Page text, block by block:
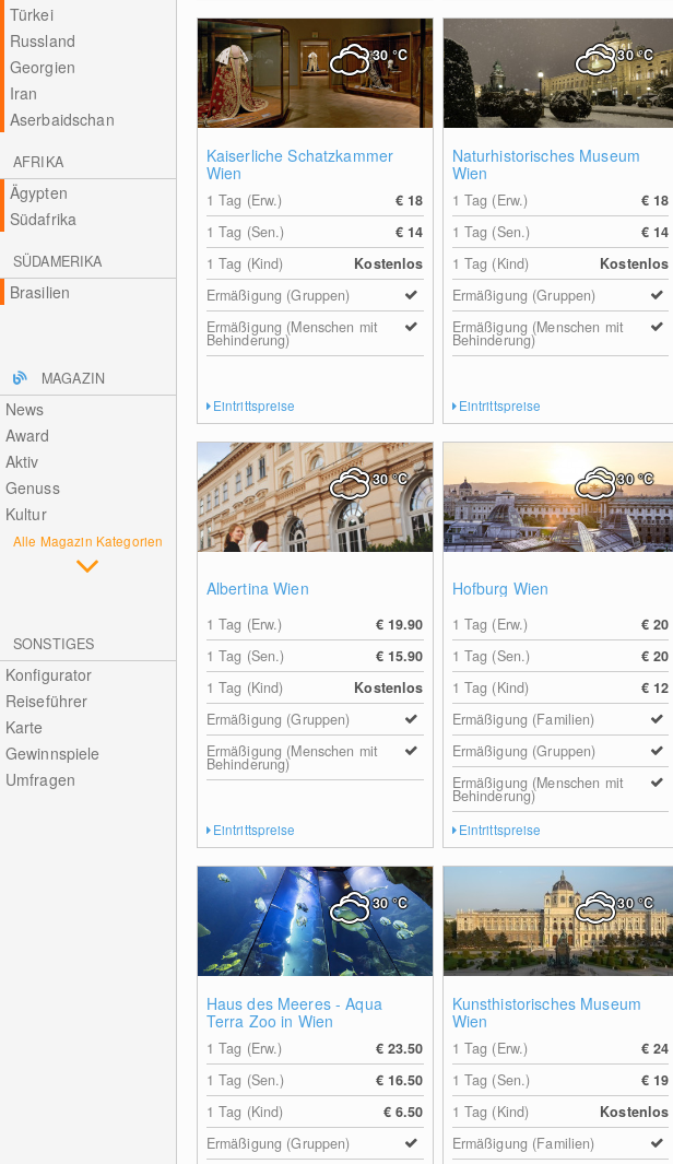
Türkei
Russland
Georgien
Iran
Aserbaidschan
AFRIKA
Ägypten
Südafrika
SÜDAMERIKA
Brasilien
MAGAZIN
News
Award
Aktiv
Genuss
Kultur
Alle Magazin Kategorien
SONSTIGES
Konfigurator
Reiseführer
Karte
Gewinnspiele
Umfragen
Kaiserliche Schatzkammer
Wien
30°C
1 Tag (Erw.)
€ 18
1 Tag (Sen.)
€ 14
1 Tag (Kind)
Kostenlos
Ermäßigung (Gruppen)
Ermäßigung (Menschen mit
Behinderung)
Eintrittspreise
Naturhistorisches Museum
Wien
30°C
1 Tag (Erw.)
€ 18
1 Tag (Sen.)
€ 14
1 Tag (Kind)
Kostenlos
Ermäßigung (Gruppen)
Ermäßigung (Menschen mit
Behinderung)
Eintrittspreise
Albertina Wien
30°C
1 Tag (Erw.)
€ 19.90
1 Tag (Sen.)
€ 15.90
1 Tag (Kind)
Kostenlos
Ermäßigung (Gruppen)
Ermäßigung (Menschen mit
Behinderung)
Eintrittspreise
Hofburg Wien
30°C
1 Tag (Erw.)
€ 20
1 Tag (Sen.)
€ 20
1 Tag (Kind)
€ 12
Ermäßigung (Familien)
Ermäßigung (Gruppen)
Ermäßigung (Menschen mit
Behinderung)
Eintrittspreise
Haus des Meeres - Aqua
Terra Zoo in Wien
30°C
1 Tag (Erw.)
€ 23.50
1 Tag (Sen.)
€ 16.50
1 Tag (Kind)
€ 6.50
Ermäßigung (Gruppen)
Kunsthistorisches Museum
Wien
30°C
1 Tag (Erw.)
€ 24
1 Tag (Sen.)
€ 19
1 Tag (Kind)
Kostenlos
Ermäßigung (Familien)